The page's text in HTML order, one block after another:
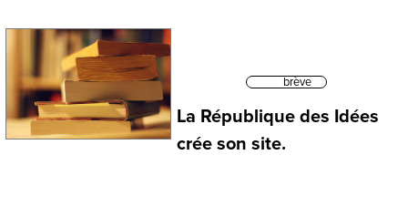
brève
La République des Idées
crée son site.